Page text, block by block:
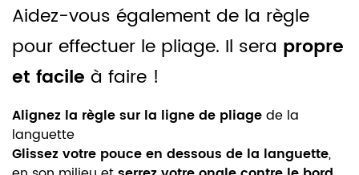
Aidez-vous également de la règle
pour effectuer le pliage. Il sera propre
et facile à faire !
Alignez la règle sur la ligne de pliagede la
languette
Glissez votre pouce en dessous de la languette,